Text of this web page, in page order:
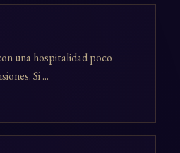
una hospitalidad poco
Si ...